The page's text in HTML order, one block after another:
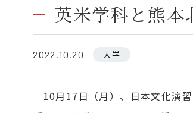
英米学科と熊
大学
2022.10.20
10月17日（月）、日本文化演